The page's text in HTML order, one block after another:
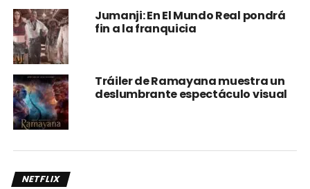
Jumanji: En El Mundo Real pondrá
fin a la franquicia
Tráiler de Ramayana muestra un
deslumbrante espectáculo visual
NETFLIX